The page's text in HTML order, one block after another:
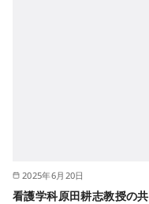
2025年6月20日
看護学科原田耕志教授